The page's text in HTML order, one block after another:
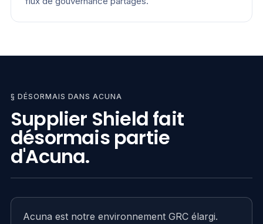
§ DÉSORMAIS DANS ACUNA
Supplier Shield fait
désormais partie
d'Acuna.
Acuna est notre environnement GRC élargi.